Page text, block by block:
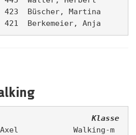
423  Büscher, Martina
Walking-m